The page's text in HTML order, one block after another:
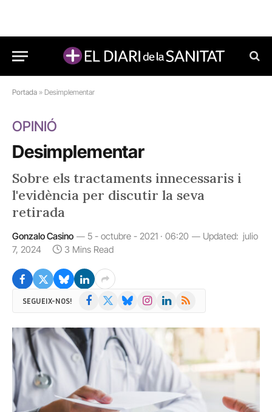
Portada » Desimplementar
OPINIÓ
Desimplementar
Sobre els tractaments innecessaris i
l'evidència per discutir la seva
retirada
Gonzalo Casino 5 - octubre - 2021 · 06:20 Updated: julio
7, 2024
3 Mins Read
SEGUEIX-NOS! Facebook BlueskyInstagramLinkedIn
RSS